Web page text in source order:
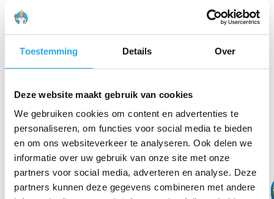
Toestemming Details Over
Deze website maakt gebruik van cookies
We gebruiken cookies om content en advertenties te
personaliseren, om functies voor social media te bieden
en om ons websiteverkeer te analyseren. Ook delen we
informatie over uw gebruik van onze site met onze
partners voor social media, adverteren en analyse. Deze
partners kunnen deze gegevens combineren met andere
schuim., Afmeting 121x118x303mm (LxBxH), Kleur
wit, Type
model/serie Elevation, 960501, 1 Stuk.